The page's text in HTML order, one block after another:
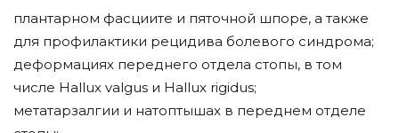
плантарном фасциите и пяточной шпоре, а также
для профилактики рецидива болевого синдрома;
деформациях переднего отдела стопы, в том
числе Hallux valgus и Hallux rigidus;
метатарзалгии и натоптышах в переднем отделе